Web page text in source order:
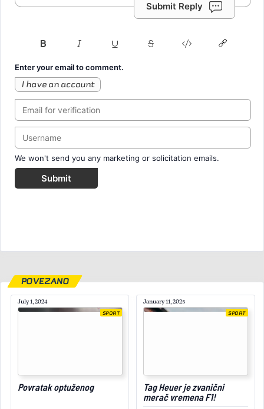
Submit Reply
Enter your email to comment.
I have an account
We won't send you any marketing or solicitation emails.
Submit
POVEZANO
July 1, 2024
Povratak optuženog
SPORT
January 11, 2025
Tag Heuer je zvanični
merač vremena F1!
SPORT